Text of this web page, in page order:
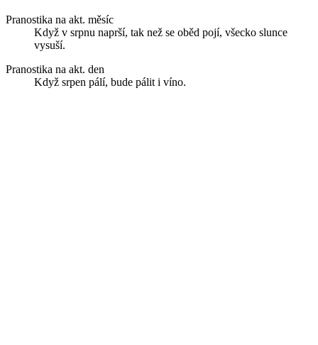
Pranostika na akt. měsíc
Když v srpnu naprší, tak než se oběd pojí, všecko slunce
vysuší.
Pranostika na akt. den
Když srpen pálí, bude pálit i víno.